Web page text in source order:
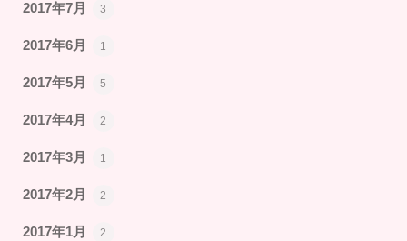
2017年7月 3
2017年6月 1
2017年5月 5
2017年4月 2
2017年3月 1
2017年2月 2
2017年1月 2